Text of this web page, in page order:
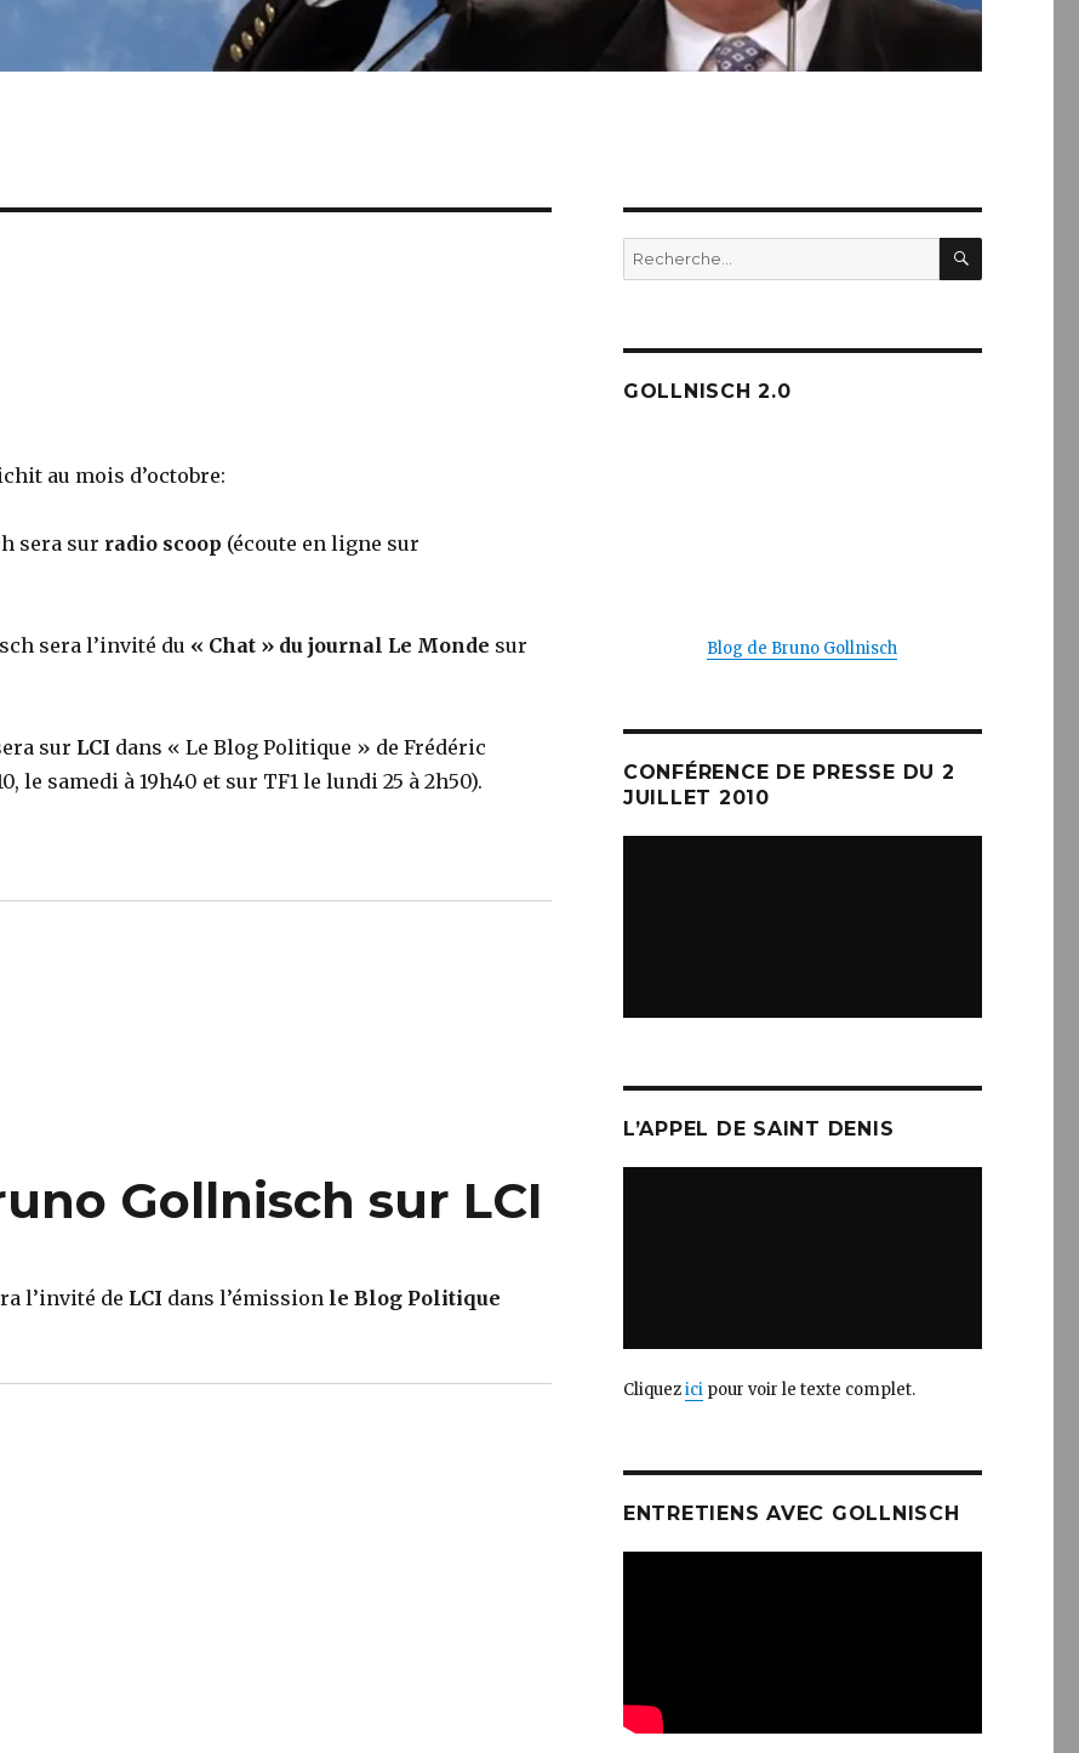
au mois d’octobre:
sera sur radio scoop (écoute en ligne sur
sera l’invité du « Chat » du journal Le Monde sur
sur LCI dans « Le Blog Politique » de Frédéric
le samedi à 19h40 et sur TF1 le lundi 25 à 2h50).
Gollnisch sur LCI
l’invité de LCI dans l’émission le Blog Politique
Recherche
pour :
GOLLNISCH 2.0
Blog de Bruno Gollnisch
CONFÉRENCE DE PRESSE DU 2
JUILLET 2010
L’APPEL DE SAINT DENIS
Cliquezicipour voir le texte complet.
ENTRETIENS AVEC GOLLNISCH